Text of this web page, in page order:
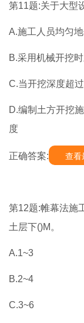
第11题:关于大型
A.施工人员均匀
B.采用机械开挖
C.当开挖深度超
D.编制土方开挖
度
正确答案: 查看
第12题:帷幕法施
土层下()M。
A.1~3
B.2~4
C.3~6